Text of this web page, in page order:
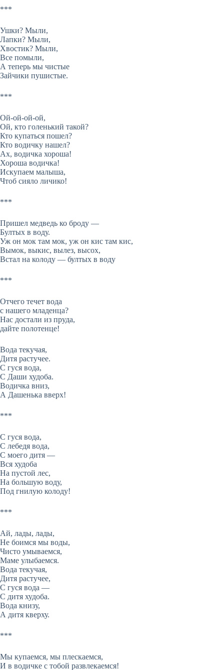
***
Ушки? Мыли,
Лапки? Мыли,
Хвостик? Мыли,
Все помыли,
А теперь мы чистые
Зайчики пушистые.
***
Ой-ой-ой-ой,
Ой, кто голенький такой?
Кто купаться пошел?
Кто водичку нашел?
Ах, водичка хороша!
Хороша водичка!
Искупаем малыша,
Чтоб сияло личико!
***
Пришел медведь ко броду —
Бултых в воду.
Уж он мок там мок, уж он кис там кис,
Вымок, выкис, вылез, высох,
Встал на колоду — бултых в воду
***
Отчего течет вода
с нашего младенца?
Нас достали из пруда,
дайте полотенце!
Вода текучая,
Дитя растучее.
С гуся вода,
С Даши худоба.
Водичка вниз,
А Дашенька вверх!
***
С гуся вода,
С лебедя вода,
С моего дитя —
Вся худоба
На пустой лес,
На большую воду,
Под гнилую колоду!
***
Ай, лады, лады,
Не боимся мы воды,
Чисто умываемся,
Маме улыбаемся.
Вода текучая,
Дитя растучее,
С гуся вода —
С дитя худоба.
Вода книзу,
А дитя кверху.
***
Мы купаемся, мы плескаемся,
И в водичке с тобой развлекаемся!